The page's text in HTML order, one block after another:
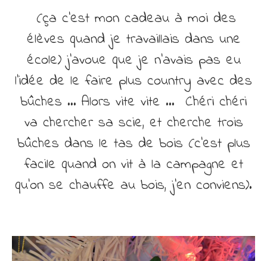
(ça c’est mon cadeau à moi des
élèves quand je travaillais dans une
école) j’avoue que je n’avais pas eu
l’idée de le faire plus country avec des
bûches … Alors vite vite … Chéri chéri
va chercher sa scie, et cherche trois
bûches dans le tas de bois (c’est plus
facile quand on vit à la campagne et
qu’on se chauffe au bois, j’en conviens).